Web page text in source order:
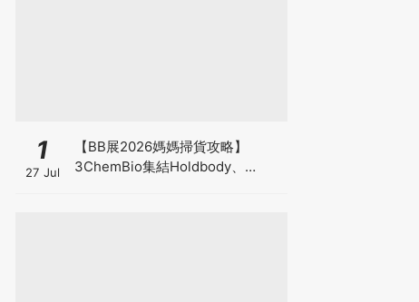
1
27 Jul
【BB展2026媽媽掃貨攻略】
3ChemBio集結Holdbody、